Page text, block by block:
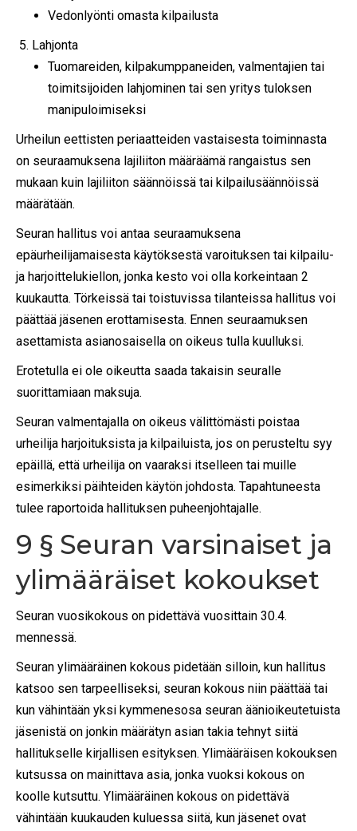
Vedonlyönti omasta kilpailusta
Lahjonta
Tuomareiden, kilpakumppaneiden, valmentajien tai
toimitsijoiden lahjominen tai sen yritys tuloksen
manipuloimiseksi
Urheilun eettisten periaatteiden vastaisesta toiminnasta
on seuraamuksena lajiliiton määräämä rangaistus sen
mukaan kuin lajiliiton säännöissä tai kilpailusäännöissä
määrätään.
Seuran hallitus voi antaa seuraamuksena
epäurheilijamaisesta käytöksestä varoituksen tai kilpailu-
ja harjoittelukiellon, jonka kesto voi olla korkeintaan 2
kuukautta. Törkeissä tai toistuvissa tilanteissa hallitus voi
päättää jäsenen erottamisesta. Ennen seuraamuksen
asettamista asianosaisella on oikeus tulla kuulluksi.
Erotetulla ei ole oikeutta saada takaisin seuralle
suorittamiaan maksuja.
Seuran valmentajalla on oikeus välittömästi poistaa
urheilija harjoituksista ja kilpailuista, jos on perusteltu syy
epäillä, että urheilija on vaaraksi itselleen tai muille
esimerkiksi päihteiden käytön johdosta. Tapahtuneesta
tulee raportoida hallituksen puheenjohtajalle.
9 § Seuran varsinaiset ja
ylimääräiset kokoukset
Seuran vuosikokous on pidettävä vuosittain 30.4.
mennessä.
Seuran ylimääräinen kokous pidetään silloin, kun hallitus
katsoo sen tarpeelliseksi, seuran kokous niin päättää tai
kun vähintään yksi kymmenesosa seuran äänioikeutetuista
jäsenistä on jonkin määrätyn asian takia tehnyt siitä
hallitukselle kirjallisen esityksen. Ylimääräisen kokouksen
kutsussa on mainittava asia, jonka vuoksi kokous on
koolle kutsuttu. Ylimääräinen kokous on pidettävä
vähintään kuukauden kuluessa siitä, kun jäsenet ovat